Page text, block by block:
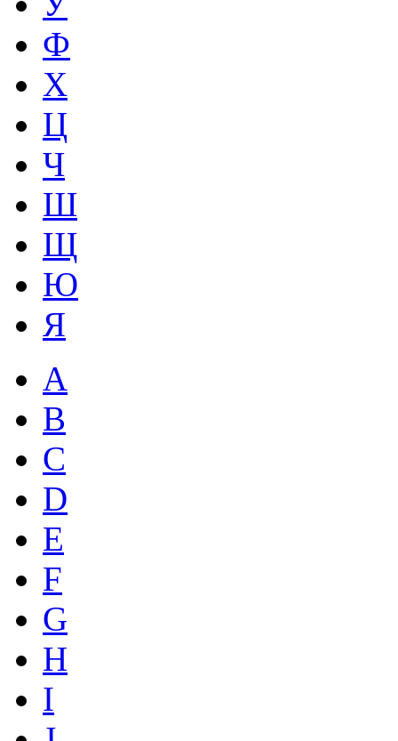
Ф
Х
Ц
Ч
Ш
Щ
Ю
Я
A
B
C
D
E
F
G
H
I